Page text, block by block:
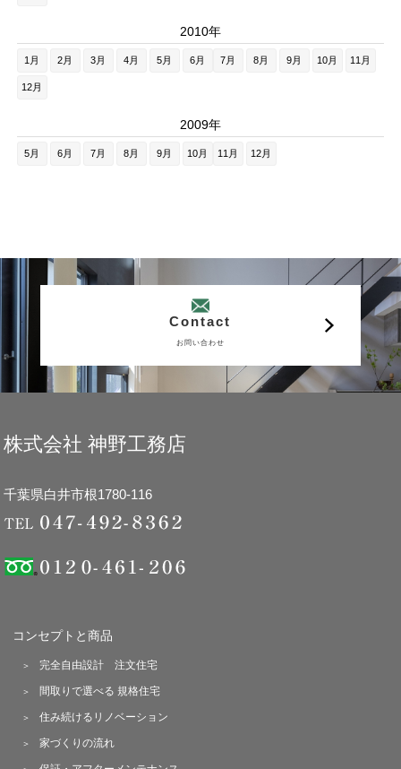
2010年
1月 2月 3月 4月 5月 6月 7月 8月 9月 10月 11月
12月
2009年
5月 6月 7月 8月 9月 10月 11月 12月
Contact
お問い合わせ
株式会社 神野工務店
千葉県白井市根1780-116
コンセプトと商品
完全自由設計 注文住宅
間取りで選べる 規格住宅
住み続けるリノベーション
家づくりの流れ